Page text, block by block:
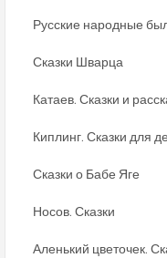
Русские народные
Сказки Шварца
Катаев. Сказки и
Киплинг. Сказки для
Сказки о Бабе Яге
Носов. Сказки
Аленький цветочек.